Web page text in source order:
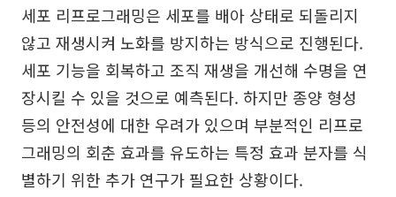
세포 리프로그래밍은 세포를 배아 상태로 되돌리지
않고 재생시켜 노화를 방지하는 방식으로 진행된다.
세포 기능을 회복하고 조직 재생을 개선해 수명을 연
장시킬 수 있을 것으로 예측된다. 하지만 종양 형성
등의 안전성에 대한 우려가 있으며 부분적인 리프로
그래밍의 회춘 효과를 유도하는 특정 효과 분자를 식
별하기 위한 추가 연구가 필요한 상황이다.